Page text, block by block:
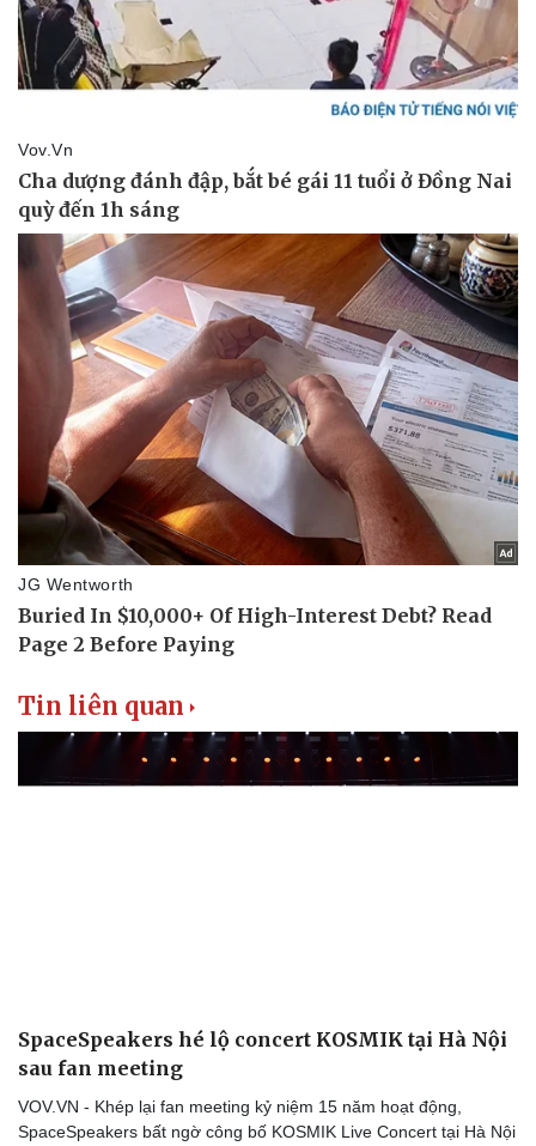
Tin liên quan
SpaceSpeakers hé lộ concert KOSMIK tại Hà Nội
sau fan meeting
VOV.VN - Khép lại fan meeting kỷ niệm 15 năm hoạt động,
SpaceSpeakers bất ngờ công bố KOSMIK Live Concert tại Hà Nội